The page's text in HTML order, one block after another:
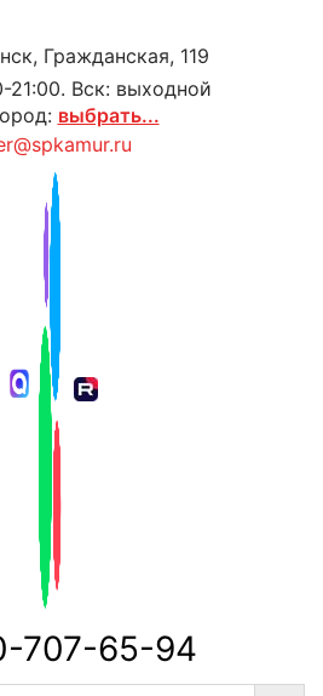
Гражданская, 119
21:00. Вск: выходной
выбрать...
707-65-94